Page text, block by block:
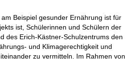
Beispiel gesunder Ernährung ist für
ist, Schülerinnen und Schülern der
des Erich-Kästner-Schulzentrums den
und Klimagerechtigkeit und
zu vermitteln. Im Rahmen von